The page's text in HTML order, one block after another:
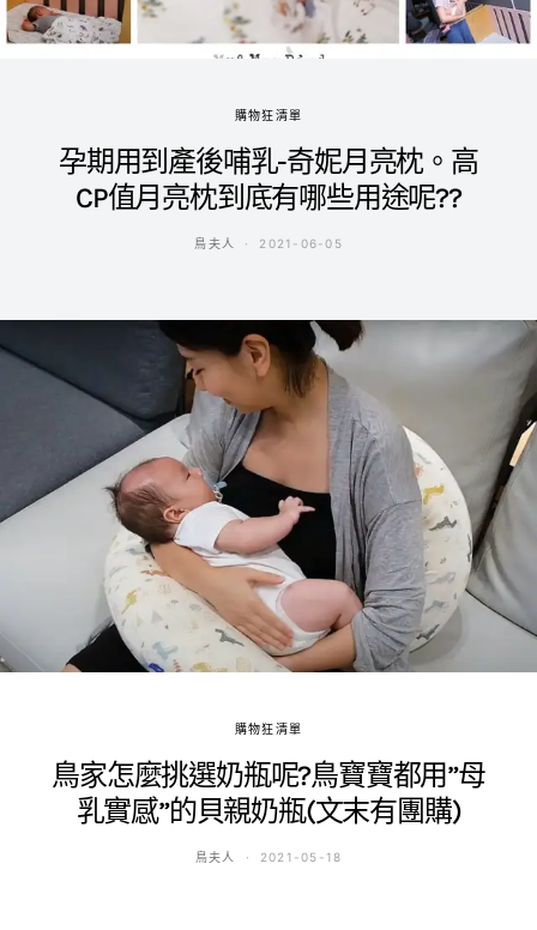
購物狂清單
孕期用到產後哺乳-奇妮月亮枕。高
CP值月亮枕到底有哪些用途呢??
鳥夫人 2021-06-05
購物狂清單
鳥家怎麼挑選奶瓶呢?鳥寶寶都用”母
乳實感”的貝親奶瓶(文末有團購)
鳥夫人 2021-05-18